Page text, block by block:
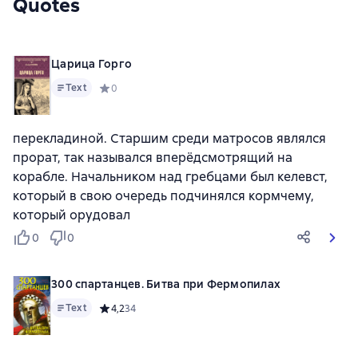
Quotes
Царица Горго
Text Средний рейтинг 0 на основе 0 оценок
0
перекладиной. Старшим среди матросов являлся
прорат, так назывался вперёдсмотрящий на
корабле. Начальником над гребцами был келевст,
который в свою очередь подчинялся кормчему,
который орудовал
0 0
300 спартанцев. Битва при Фермопилах
Text Средний рейтинг 4,2 на основе 34 оценок
4,234